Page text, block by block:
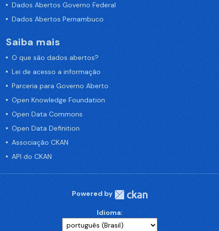
Dados Abertos Governo Federal
Dados Abertos Pernambuco
Saiba mais
O que são dados abertos?
Lei de acesso a informação
Parceria para Governo Aberto
Open Knowledge Foundation
Open Data Commons
Open Data Definition
Associação CKAN
API do CKAN
Powered by
Idioma